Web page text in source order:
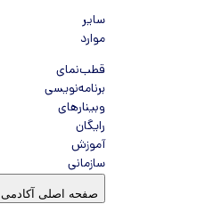
سایر
موارد
قطب‌نمای
برنامه‌نویسی
وبینارهای
رایگان
آموزش
سازمانی
صفحه اصلی آکادمی